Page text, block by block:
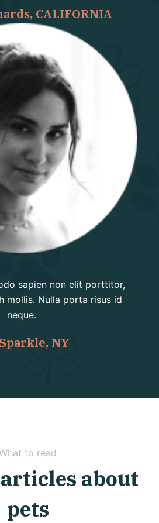
CALIFORNIA
sapien non elit porttitor,
mollis. Nulla porta risus id
neque.
NY
to read
about
pets